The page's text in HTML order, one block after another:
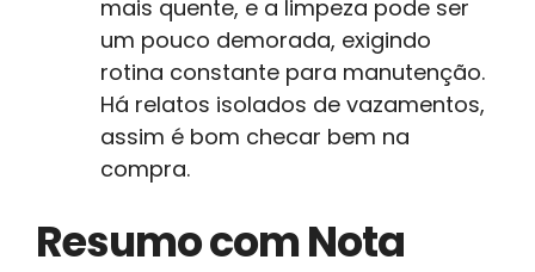
mais quente, e a limpeza pode ser
um pouco demorada, exigindo
rotina constante para manutenção.
Há relatos isolados de vazamentos,
assim é bom checar bem na
compra.
Resumo com Nota